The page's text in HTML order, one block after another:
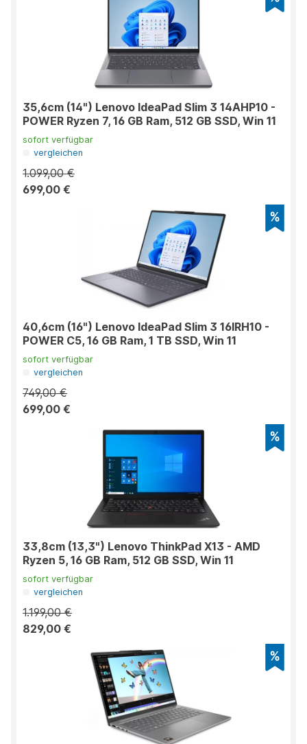
35,6cm (14") Lenovo IdeaPad Slim 3 14AHP10 -
POWER Ryzen 7, 16 GB Ram, 512 GB SSD, Win 11
sofort verfügbar
vergleichen
1.099,00 €
699,00 €
40,6cm (16") Lenovo IdeaPad Slim 3 16IRH10 -
POWER C5, 16 GB Ram, 1 TB SSD, Win 11
sofort verfügbar
vergleichen
749,00 €
699,00 €
33,8cm (13,3") Lenovo ThinkPad X13 - AMD
Ryzen 5, 16 GB Ram, 512 GB SSD, Win 11
sofort verfügbar
vergleichen
1.199,00 €
829,00 €